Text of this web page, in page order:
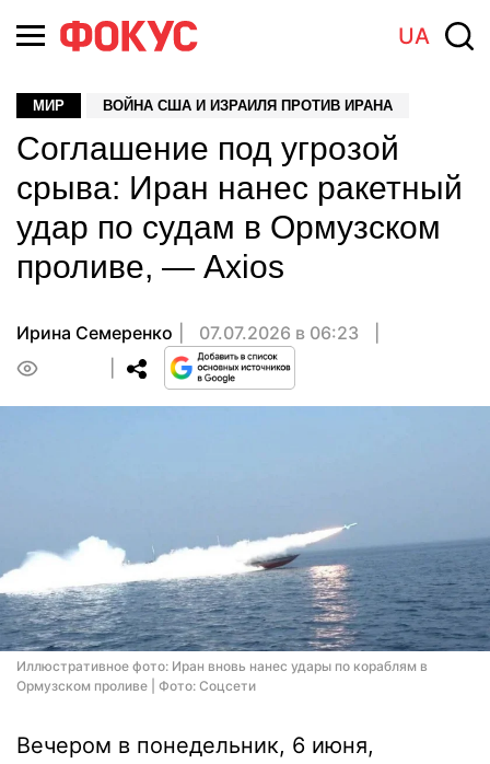
UA
МИР ВОЙНА США И ИЗРАИЛЯ ПРОТИВ ИРАНА
Соглашение под угрозой
срыва: Иран нанес ракетный
удар по судам в Ормузском
проливе, — Axios
Ирина Семеренко
07.07.2026 в 06:23
Иллюстративное фото: Иран вновь нанес удары по кораблям в
Ормузском проливе | Фото: Соцсети
Вечером в понедельник, 6 июня,